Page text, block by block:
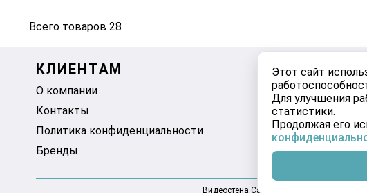
Этот сайт
Для улучшения
статистики.
Продолжая его
Всего товаров 28
КЛИЕНТАМ
О компании
Контакты
Политика конфиденциальности
Бренды
МОЙ
Корзина
Избранное
Видеостена Самара 2025-2026 ©